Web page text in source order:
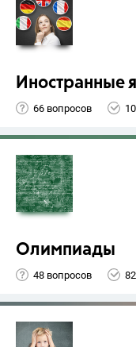
Иностранные
66 вопросов
Олимпиады
48 вопросов